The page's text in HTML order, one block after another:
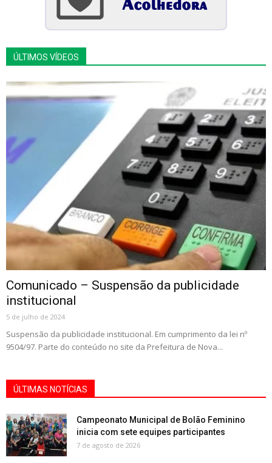
ÚLTIMOS VÍDEOS
Comunicado – Suspensão da publicidade
institucional
5 de julho de 2024
Suspensão da publicidade institucional. Em cumprimento da lei nº
9504/97. Parte do conteúdo no site da Prefeitura de Nova...
ÚLTIMAS NOTÍCIAS
Campeonato Municipal de Bolão Feminino
inicia com sete equipes participantes
7 de agosto de 2026